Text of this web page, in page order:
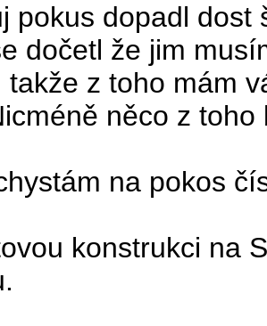
pokus dopadl dost
dočetl že jim
takže z toho mám
něco z toho
na pokos
konstrukci na